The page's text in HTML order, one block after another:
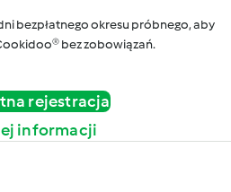
bezpłatnego okresu próbnego, aby
bez zobowiązań.
rejestracja
informacji